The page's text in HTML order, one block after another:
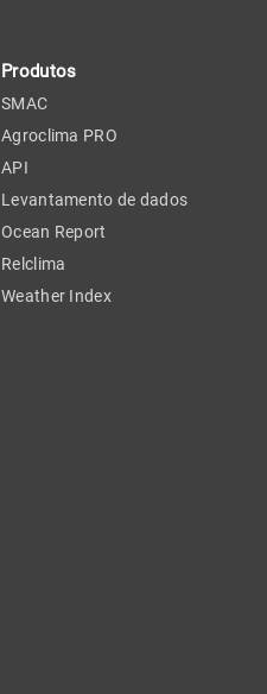
Produtos
SMAC
Agroclima PRO
API
Levantamento de dados
Ocean Report
Relclima
Weather Index